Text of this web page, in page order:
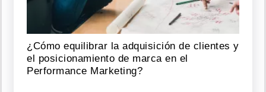
¿Cómo equilibrar la adquisición de clientes y
el posicionamiento de marca en el
Performance Marketing?